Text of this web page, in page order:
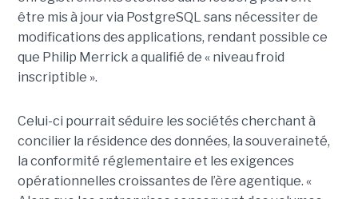
être mis à jour via PostgreSQL sans nécessiter de
modifications des applications, rendant possible ce
que Philip Merrick a qualifié de « niveau froid
inscriptible ».
Celui-ci pourrait séduire les sociétés cherchant à
concilier la résidence des données, la souveraineté,
la conformité réglementaire et les exigences
opérationnelles croissantes de l’ère agentique. «